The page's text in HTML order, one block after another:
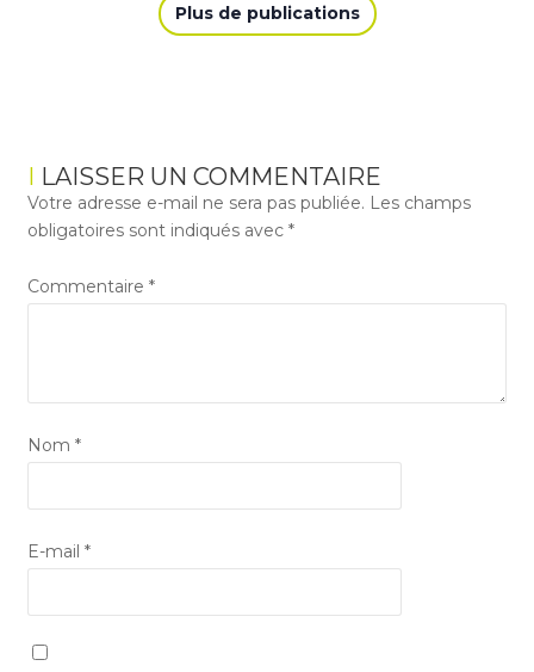
Plus de publications
LAISSER UN COMMENTAIRE
Votre adresse e-mail ne sera pas publiée. Les champs
obligatoires sont indiqués avec *
Commentaire *
Nom *
E-mail *